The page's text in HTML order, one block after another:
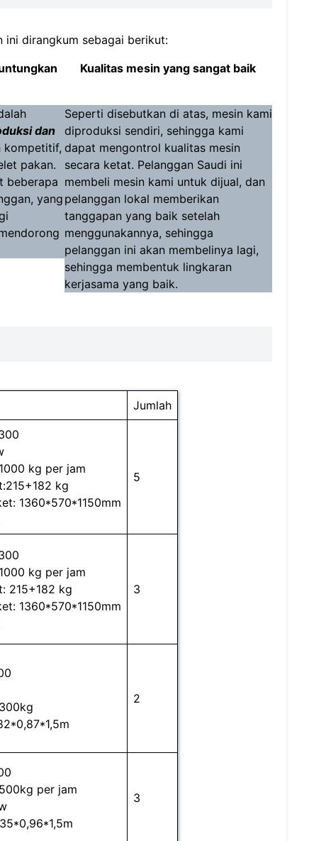
ini dirangkum sebagai berikut:
Kualitas mesin yang sangat baik
dan
kompetitif,
pakan.
beberapa
yang
Seperti disebutkan di atas, mesin kami
diproduksi sendiri, sehingga kami
dapat mengontrol kualitas mesin
secara ketat. Pelanggan Saudi ini
membeli mesin kami untuk dijual, dan
pelanggan lokal memberikan
tanggapan yang baik setelah
menggunakannya, sehingga
pelanggan ini akan membelinya lagi,
sehingga membentuk lingkaran
kerjasama yang baik.
Jumlah
kg per jam
kg
1360*570*1150mm
5
kg per jam
215+182 kg
1360*570*1150mm
3
2
per jam
3